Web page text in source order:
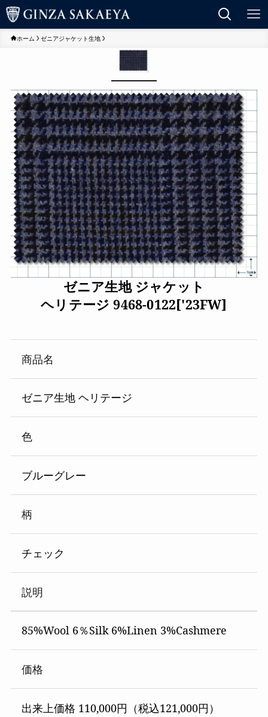
ホーム ゼニアジャケット生地
ゼニア生地 ジャケット
ヘリテージ 9468-0122['23FW]
商品名
ゼニア生地 ヘリテージ
色
ブルーグレー
柄
チェック
説明
85%Wool 6％Silk 6%Linen 3%Cashmere
価格
出来上価格 110,000円（税込121,000円）